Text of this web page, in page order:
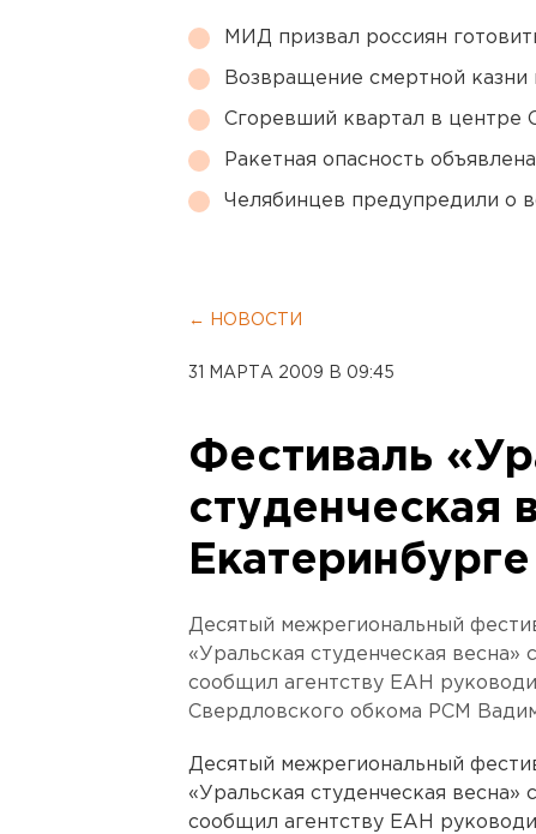
МИД призвал россиян
Возвращение смертной
Сгоревший квартал в центре
Ракетная опасность
Челябинцев предупредили о
← НОВОСТИ
31 МАРТА 2009 В 09:45
Фестиваль
студенческая
Десятый межрегиональный
«Уральская студенческая весна»
сообщил агентству ЕАН
Свердловского обкома РСМ
Десятый межрегиональный
«Уральская студенческая весна»
сообщил агентству ЕАН